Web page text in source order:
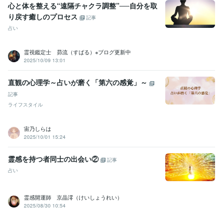
心と体を整える“遠隔チャクラ調整”──自分を取
り戻す癒しのプロセス
記事
占い
霊視鑑定士 昴流（すばる）※ブログ更新中
2025/10/09 13:01
直観の心理学～占いが磨く「第六の感覚」～
記事
ライフスタイル
宙乃しらは
2025/10/01 15:24
霊感を持つ者同士の出会い②
記事
占い
霊感開運師 京晶澪（けいしょうれい）
2025/08/30 10:54